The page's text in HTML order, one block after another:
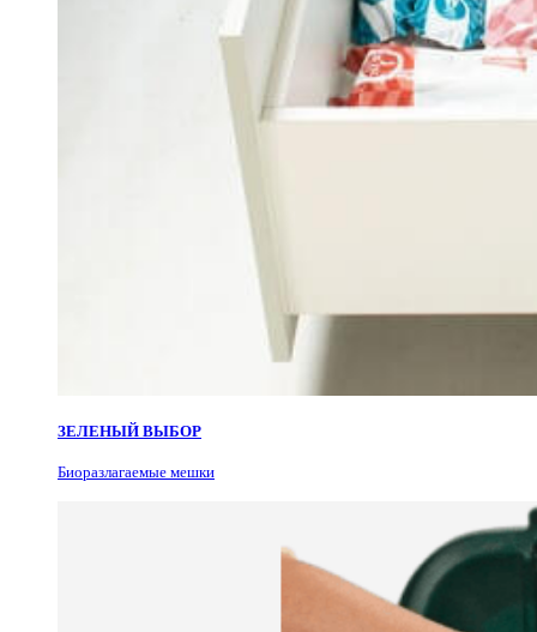
ЗЕЛЕНЫЙ ВЫБОР
Биоразлагаемые мешки